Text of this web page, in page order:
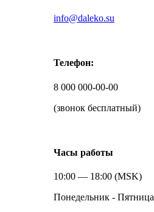
info@daleko.su
Телефон:
8 000 000-00-00
(звонок бесплатный)
Часы работы
10:00 — 18:00 (MSK)
Понедельник - Пятница